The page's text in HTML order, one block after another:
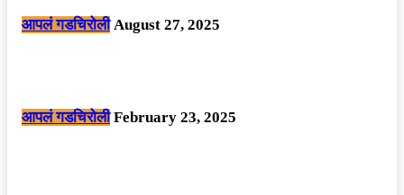
आपलं गडचिरोली August 27, 2025
आपलं गडचिरोली February 23, 2025